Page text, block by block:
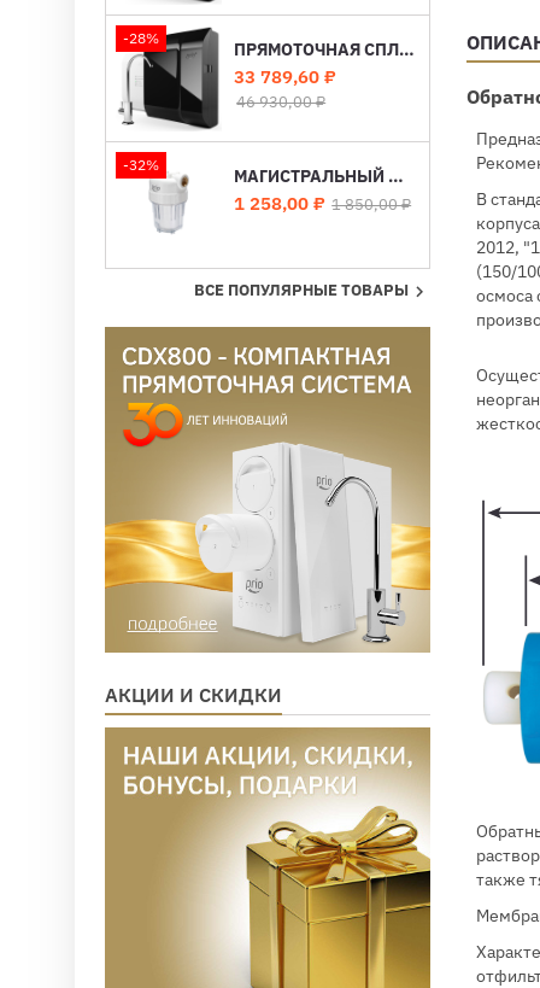
-28%
ПРЯМОТОЧНАЯ СПЛИТ-СИСТЕМА ОБРАТНОГО ОСМОСА С МИНЕРАЛИЗАЦИЕЙ EXPERT OSMOS STREAM MOD620
Цена
33 789,60 ₽Базовая
46 930,00 ₽
-32%
МАГИСТРАЛЬНЫЙ ФИЛЬТР МЕХАНИЧЕСКОЙ ОЧИСТКИ AU120
Цена
1 258,00 ₽ Базовая
1 850,00 ₽
ВСЕ ПОПУЛЯРНЫЕ ТОВАРЫ 
АКЦИИ И СКИДКИ
В
2012,
(150/
осмоса
также